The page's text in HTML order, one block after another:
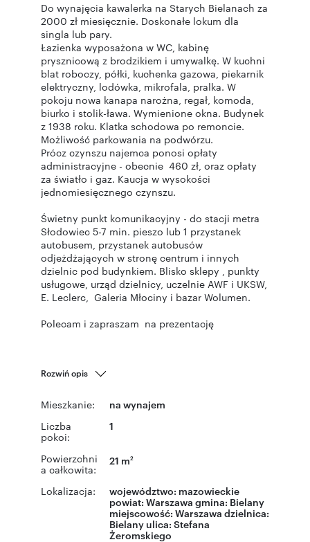
Do wynajęcia kawalerka na Starych Bielanach za
2000 zł miesięcznie. Doskonałe lokum dla
singla lub pary.
Łazienka wyposażona w WC, kabinę
prysznicową z brodzikiem i umywalkę. W kuchni
blat roboczy, półki, kuchenka gazowa, piekarnik
elektryczny, lodówka, mikrofala, pralka. W
pokoju nowa kanapa narożna, regał, komoda,
biurko i stolik-ława. Wymienione okna. Budynek
z 1938 roku. Klatka schodowa po remoncie.
Możliwość parkowania na podwórzu.
Prócz czynszu najemca ponosi opłaty
administracyjne - obecnie 460 zł, oraz opłaty
za światło i gaz. Kaucja w wysokości
jednomiesięcznego czynszu.
Świetny punkt komunikacyjny - do stacji metra
Słodowiec 5-7 min. pieszo lub 1 przystanek
autobusem, przystanek autobusów
odjeżdżających w stronę centrum i innych
dzielnic pod budynkiem. Blisko sklepy , punkty
usługowe, urząd dzielnicy, uczelnie AWF i UKSW,
E. Leclerc, Galeria Młociny i bazar Wolumen.
Polecam i zapraszam na prezentację
Rozwiń opis
Mieszkanie: na wynajem
Liczba
pokoi:
1
Powierzchni
a całkowita:
21 m2
Lokalizacja: województwo: mazowieckie
powiat: Warszawa gmina: Bielany
miejscowość: Warszawa dzielnica:
Bielany ulica: Stefana
Żeromskiego